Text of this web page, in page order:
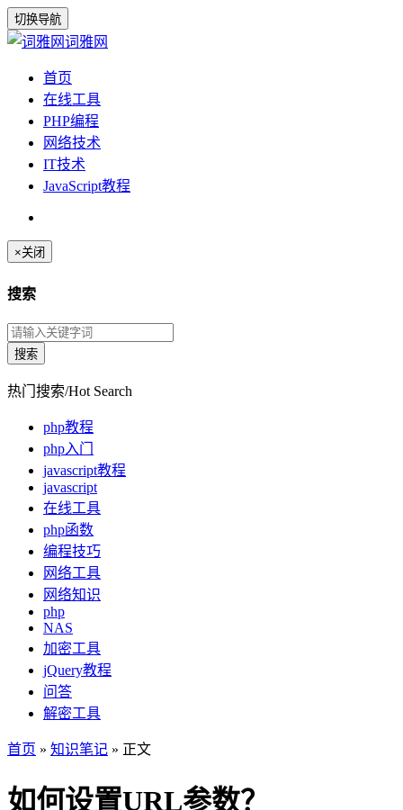
切换导航
词雅网
首页
在线工具
PHP编程
网络技术
IT技术
JavaScript教程
×关闭
搜索
热门搜索/Hot Search
php教程
php入门
javascript教程
javascript
在线工具
php函数
编程技巧
网络工具
网络知识
php
NAS
加密工具
jQuery教程
问答
解密工具
首页 » 知识笔记 » 正文
如何设置URL参数？